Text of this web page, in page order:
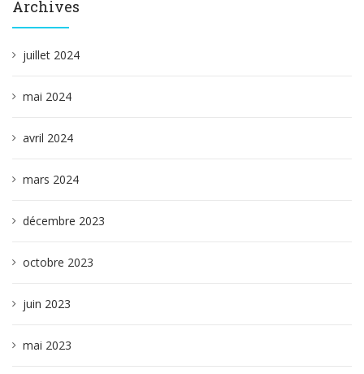
Archives
juillet 2024
mai 2024
avril 2024
mars 2024
décembre 2023
octobre 2023
juin 2023
mai 2023